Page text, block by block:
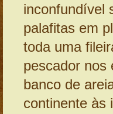
inconfundível
palafitas em
toda uma
pescador nos
banco de
continente às